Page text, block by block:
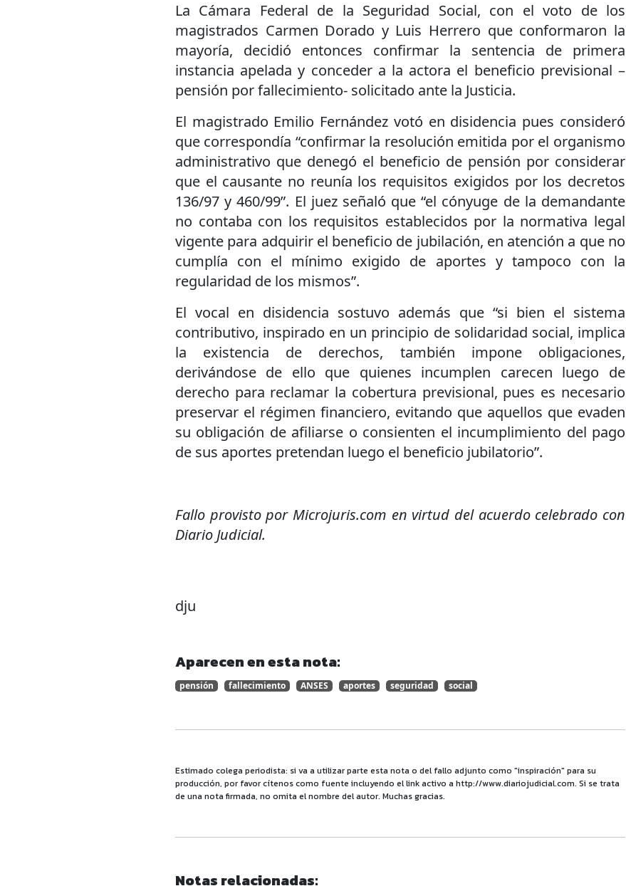
La Cámara Federal de la Seguridad Social, con el voto de los
magistrados Carmen Dorado y Luis Herrero que conformaron la
mayoría, decidió entonces confirmar la sentencia de primera
instancia apelada y conceder a la actora el beneficio previsional –
pensión por fallecimiento- solicitado ante la Justicia.
El magistrado Emilio Fernández votó en disidencia pues consideró
que correspondía “confirmar la resolución emitida por el organismo
administrativo que denegó el beneficio de pensión por considerar
que el causante no reunía los requisitos exigidos por los decretos
136/97 y 460/99”. El juez señaló que “el cónyuge de la demandante
no contaba con los requisitos establecidos por la normativa legal
vigente para adquirir el beneficio de jubilación, en atención a que no
cumplía con el mínimo exigido de aportes y tampoco con la
regularidad de los mismos”.
El vocal en disidencia sostuvo además que “si bien el sistema
contributivo, inspirado en un principio de solidaridad social, implica
la existencia de derechos, también impone obligaciones,
derivándose de ello que quienes incumplen carecen luego de
derecho para reclamar la cobertura previsional, pues es necesario
preservar el régimen financiero, evitando que aquellos que evaden
su obligación de afiliarse o consienten el incumplimiento del pago
de sus aportes pretendan luego el beneficio jubilatorio”.
Fallo provisto por Microjuris.com en virtud del acuerdo celebrado con
Diario Judicial.
dju
Aparecen en esta nota:
pensión fallecimiento ANSES aportes seguridad social
Estimado colega periodista: si va a utilizar parte esta nota o del fallo adjunto como "inspiración" para su
producción, por favor cítenos como fuente incluyendo el link activo a http://www.diariojudicial.com. Si se trata
de una nota firmada, no omita el nombre del autor. Muchas gracias.
Notas relacionadas: